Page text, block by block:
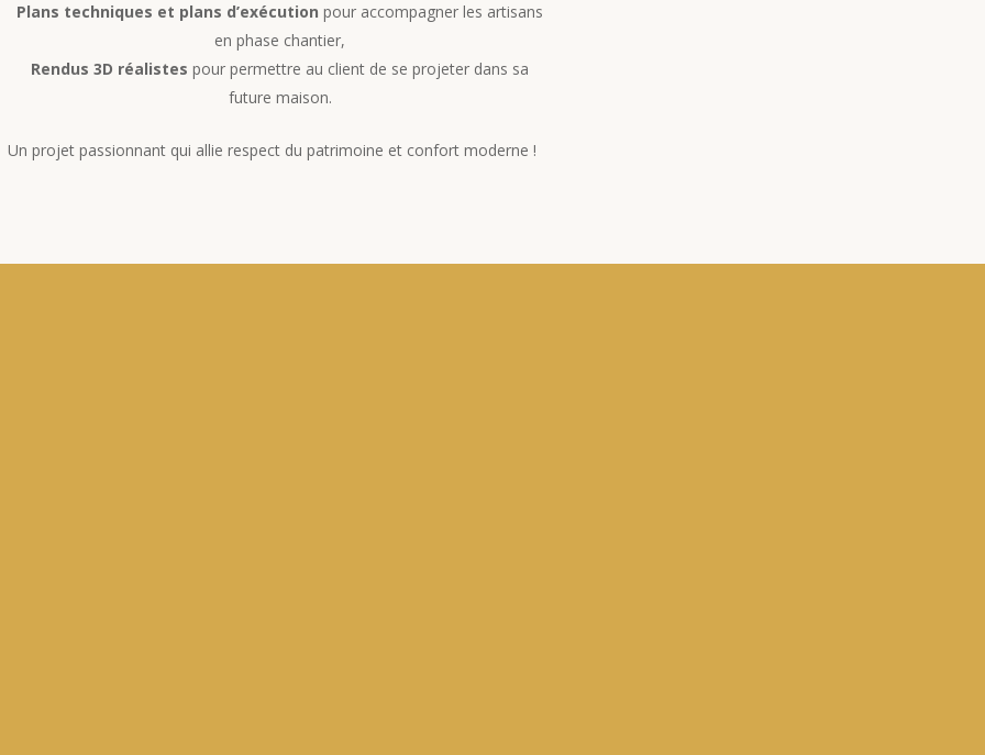
Plans techniques et plans d’exécution pour accompagner les artisans
en phase chantier,
Rendus 3D réalistes pour permettre au client de se projeter dans sa
future maison.
Un projet passionnant qui allie respect du patrimoine et confort moderne !